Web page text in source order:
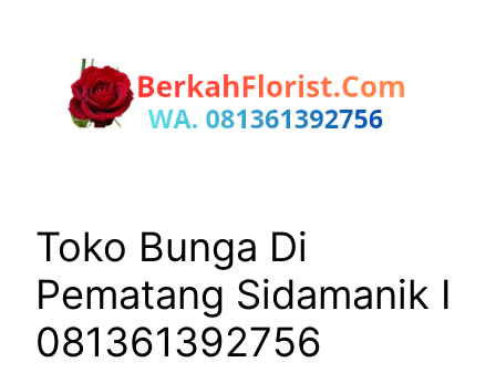
Toko Bunga Di
Pematang Sidamanik I
081361392756